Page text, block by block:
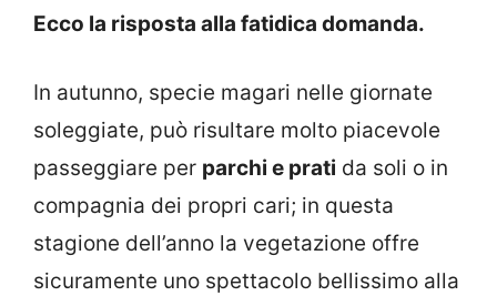
Ecco la risposta alla fatidica domanda.
In autunno, specie magari nelle giornate
soleggiate, può risultare molto piacevole
passeggiare per parchi e prati da soli o in
compagnia dei propri cari; in questa
stagione dell’anno la vegetazione offre
sicuramente uno spettacolo bellissimo alla